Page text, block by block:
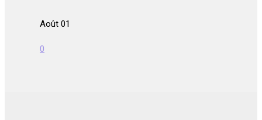
Août 01
0